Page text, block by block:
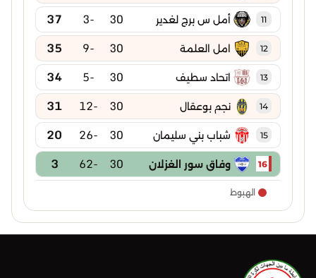
11 أمل س برج لغدير 30
-3
37
12 امل العلمة 30
-9
35
13 اتحاد سطيف 30
-5
34
14 نجم بوعقال 30
-12
31
15 شباب بني سليمان 30
-26
20
16 وفاق سور الغزلان 30
-62
3
الهبوط